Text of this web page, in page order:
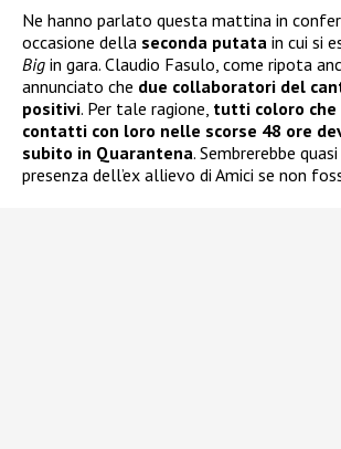
Ne hanno parlato questa mattina in
occasione della seconda putata in cui si
Big in gara. Claudio Fasulo, come ripota
annunciato che due collaboratori del
positivi. Per tale ragione, tutti coloro che
contatti con loro nelle scorse 48 ore
subito in Quarantena. Sembrerebbe
presenza dell’ex allievo di Amici se non